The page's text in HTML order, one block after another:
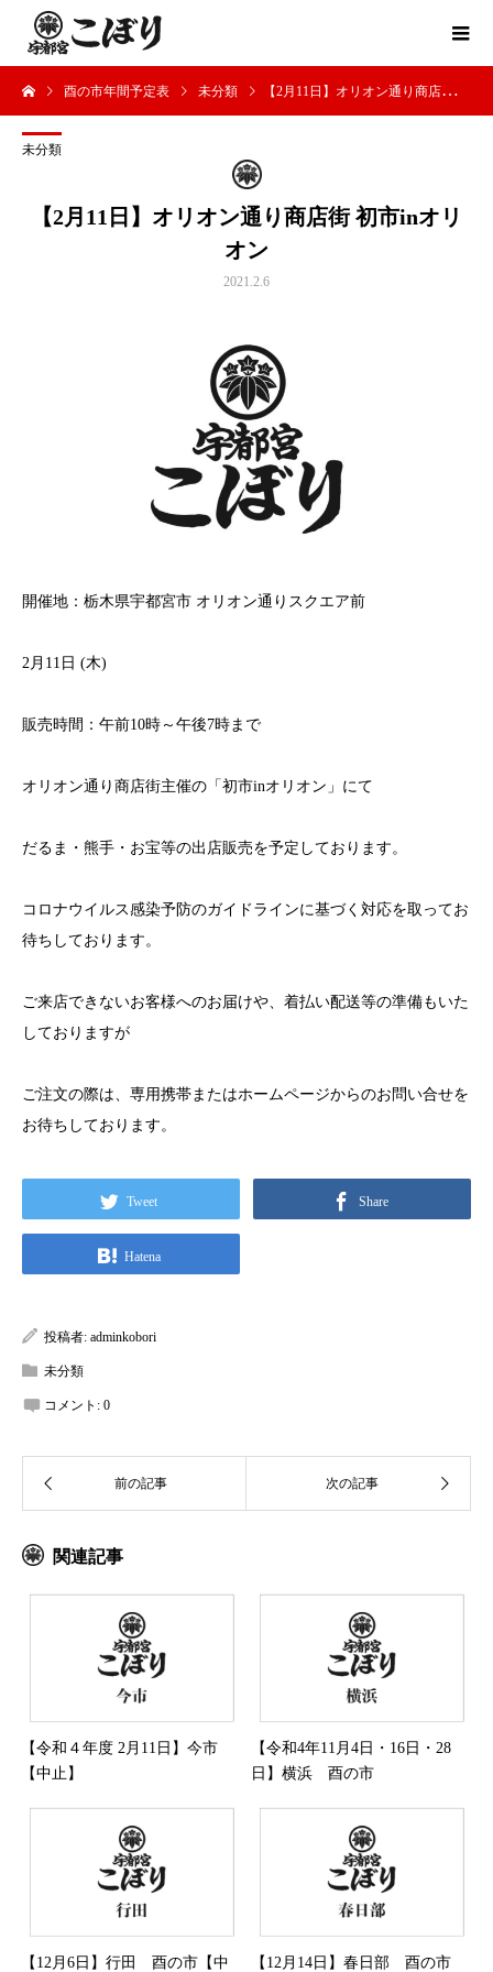
酉の市年間予定表 未分類 【2月11日】オリオン通り商店街 初市inオリオン
未分類
【2月11日】オリオン通り商店街 初市inオリ
オン
2021.2.6
開催地：栃木県宇都宮市 オリオン通りスクエア前
2月11日 (木)
販売時間：午前10時～午後7時まで
オリオン通り商店街主催の「初市inオリオン」にて
だるま・熊手・お宝等の出店販売を予定しております。
コロナウイルス感染予防のガイドラインに基づく対応を取ってお
待ちしております。
ご来店できないお客様へのお届けや、着払い配送等の準備もいた
しておりますが
ご注文の際は、専用携帯またはホームページからのお問い合せを
お待ちしております。
Tweet Share
Hatena
投稿者: adminkobori
未分類
コメント: 0
関連記事
【令和４年度 2月11日】今市
【中止】
【令和4年11月4日・16日・28
日】横浜 酉の市
【12月6日】行田 酉の市【中 【12月14日】春日部 酉の市